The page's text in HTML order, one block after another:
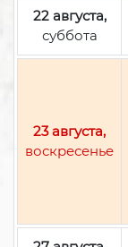
22 августа,
суббота
23 августа,
воскресенье